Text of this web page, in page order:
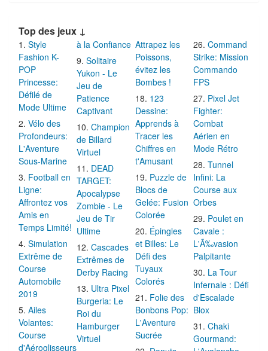
Top des jeux ↓
Style
Fashion K-
POP
Princesse:
Défilé de
Mode Ultime
Vélo des
Profondeurs:
L'Aventure
Sous-Marine
Football en
Ligne:
Affrontez vos
Amis en
Temps Limité!
Simulation
Extrême de
Course
Automobile
2019
Ailes
Volantes:
Course
d'Aéroglisseurs
à la Confiance
Solitaire
Yukon - Le
Jeu de
Patience
Captivant
Champion
de Billard
Virtuel
DEAD
TARGET:
Apocalypse
Zombie - Le
Jeu de Tir
Ultime
Cascades
Extrêmes de
Derby Racing
Ultra Pixel
Burgeria: Le
Roi du
Hamburger
Virtuel
Attrapez les
Poissons,
évitez les
Bombes !
123
Dessine:
Apprends à
Tracer les
Chiffres en
t'Amusant
Puzzle de
Blocs de
Gelée: Fusion
Colorée
Épingles
et Billes: Le
Défi des
Tuyaux
Colorés
Folie des
Bonbons Pop:
L'Aventure
Sucrée
Command
Strike: Mission
Commando
FPS
Pixel Jet
Fighter:
Combat
Aérien en
Mode Rétro
Tunnel
Infini: La
Course aux
Orbes
Poulet en
Cavale :
L'Ã‰vasion
Palpitante
La Tour
Infernale : Défi
d'Escalade
Blox
Chaki
Gourmand: